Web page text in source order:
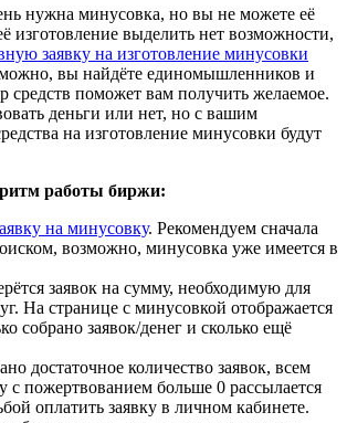
нужна минусовка, но вы не можете её
изготовление выделить нет возможности,
заявку на изготовление минусовки
вы найдёте единомышленников и
средств поможет вам получить желаемое.
деньги или нет, но с вашим
на изготовление минусовки будут
работы биржи:
на минусовку. Рекомендуем сначала
возможно, минусовка уже имеется в
заявок на сумму, необходимую для
На странице с минусовкой отображается
собрано заявок/денег и сколько ещё
достаточное количество заявок, всем
с пожертвованием больше 0 рассылается
оплатить заявку в личном кабинете.